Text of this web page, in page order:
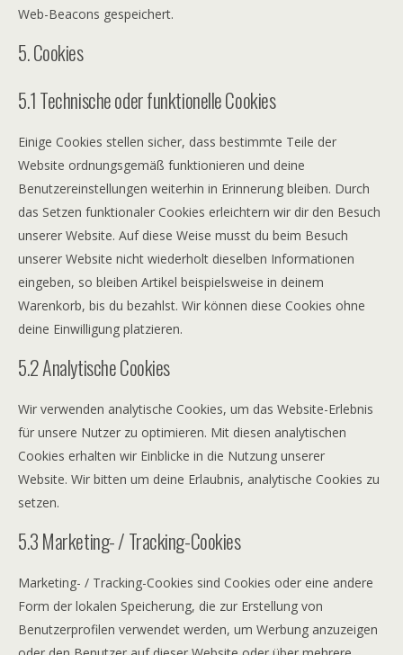
Web-Beacons gespeichert.
5. Cookies
5.1 Technische oder funktionelle Cookies
Einige Cookies stellen sicher, dass bestimmte Teile der
Website ordnungsgemäß funktionieren und deine
Benutzereinstellungen weiterhin in Erinnerung bleiben. Durch
das Setzen funktionaler Cookies erleichtern wir dir den Besuch
unserer Website. Auf diese Weise musst du beim Besuch
unserer Website nicht wiederholt dieselben Informationen
eingeben, so bleiben Artikel beispielsweise in deinem
Warenkorb, bis du bezahlst. Wir können diese Cookies ohne
deine Einwilligung platzieren.
5.2 Analytische Cookies
Wir verwenden analytische Cookies, um das Website-Erlebnis
für unsere Nutzer zu optimieren. Mit diesen analytischen
Cookies erhalten wir Einblicke in die Nutzung unserer
Website. Wir bitten um deine Erlaubnis, analytische Cookies zu
setzen.
5.3 Marketing- / Tracking-Cookies
Marketing- / Tracking-Cookies sind Cookies oder eine andere
Form der lokalen Speicherung, die zur Erstellung von
Benutzerprofilen verwendet werden, um Werbung anzuzeigen